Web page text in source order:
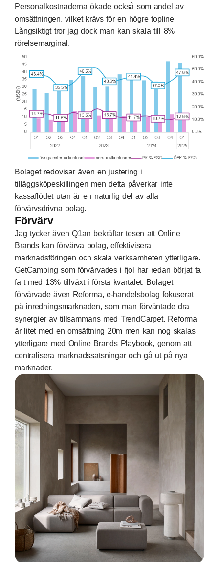
Personalkostnaderna ökade också som andel av
omsättningen, vilket krävs för en högre topline.
Långsiktigt tror jag dock man kan skala till 8%
rörelsemarginal.
Bolaget redovisar även en justering i
tilläggsköpeskillingen men detta påverkar inte
kassaflödet utan är en naturlig del av alla
förvärvsdrivna bolag.
Förvärv
Jag tycker även Q1an bekräftar tesen att Online
Brands kan förvärva bolag, effektivisera
marknadsföringen och skala verksamheten ytterligare.
GetCamping som förvärvades i fjol har redan börjat ta
fart med 13% tillväxt i första kvartalet. Bolaget
förvärvade även Reforma, e-handelsbolag fokuserat
på inredningsmarknaden, som man förväntade dra
synergier av tillsammans med TrendCarpet. Reforma
är litet med en omsättning 20m men kan nog skalas
ytterligare med Online Brands Playbook, genom att
centralisera marknadssatsningar och gå ut på nya
marknader.